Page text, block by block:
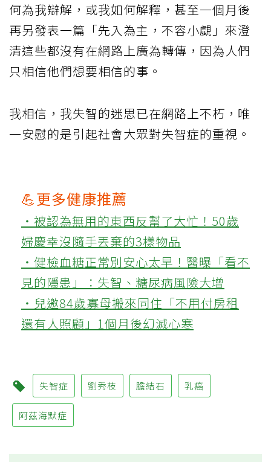
何為我辯解，或我如何解釋，甚至一個月後
再另發表一篇「先入為主，不容小覷」來澄
清這些都沒有在網路上廣為轉傳，因為人們
只相信他們想要相信的事。
我相信，我失智的迷思已在網路上不朽，唯
一安慰的是引起社會大眾對失智症的重視。
💪更多健康推薦
‧被認為無用的東西反幫了大忙！50歲
婦慶幸沒隨手丟棄的3樣物品
‧健檢血糖正常別安心太早！醫曝「看不
見的隱患」：失智、糖尿病風險大增
‧兒邀84歲寡母搬來同住「不用付房租
還有人照顧」1個月後幻滅心寒
失智症 劉秀枝 膽結石 乳癌
阿茲海默症